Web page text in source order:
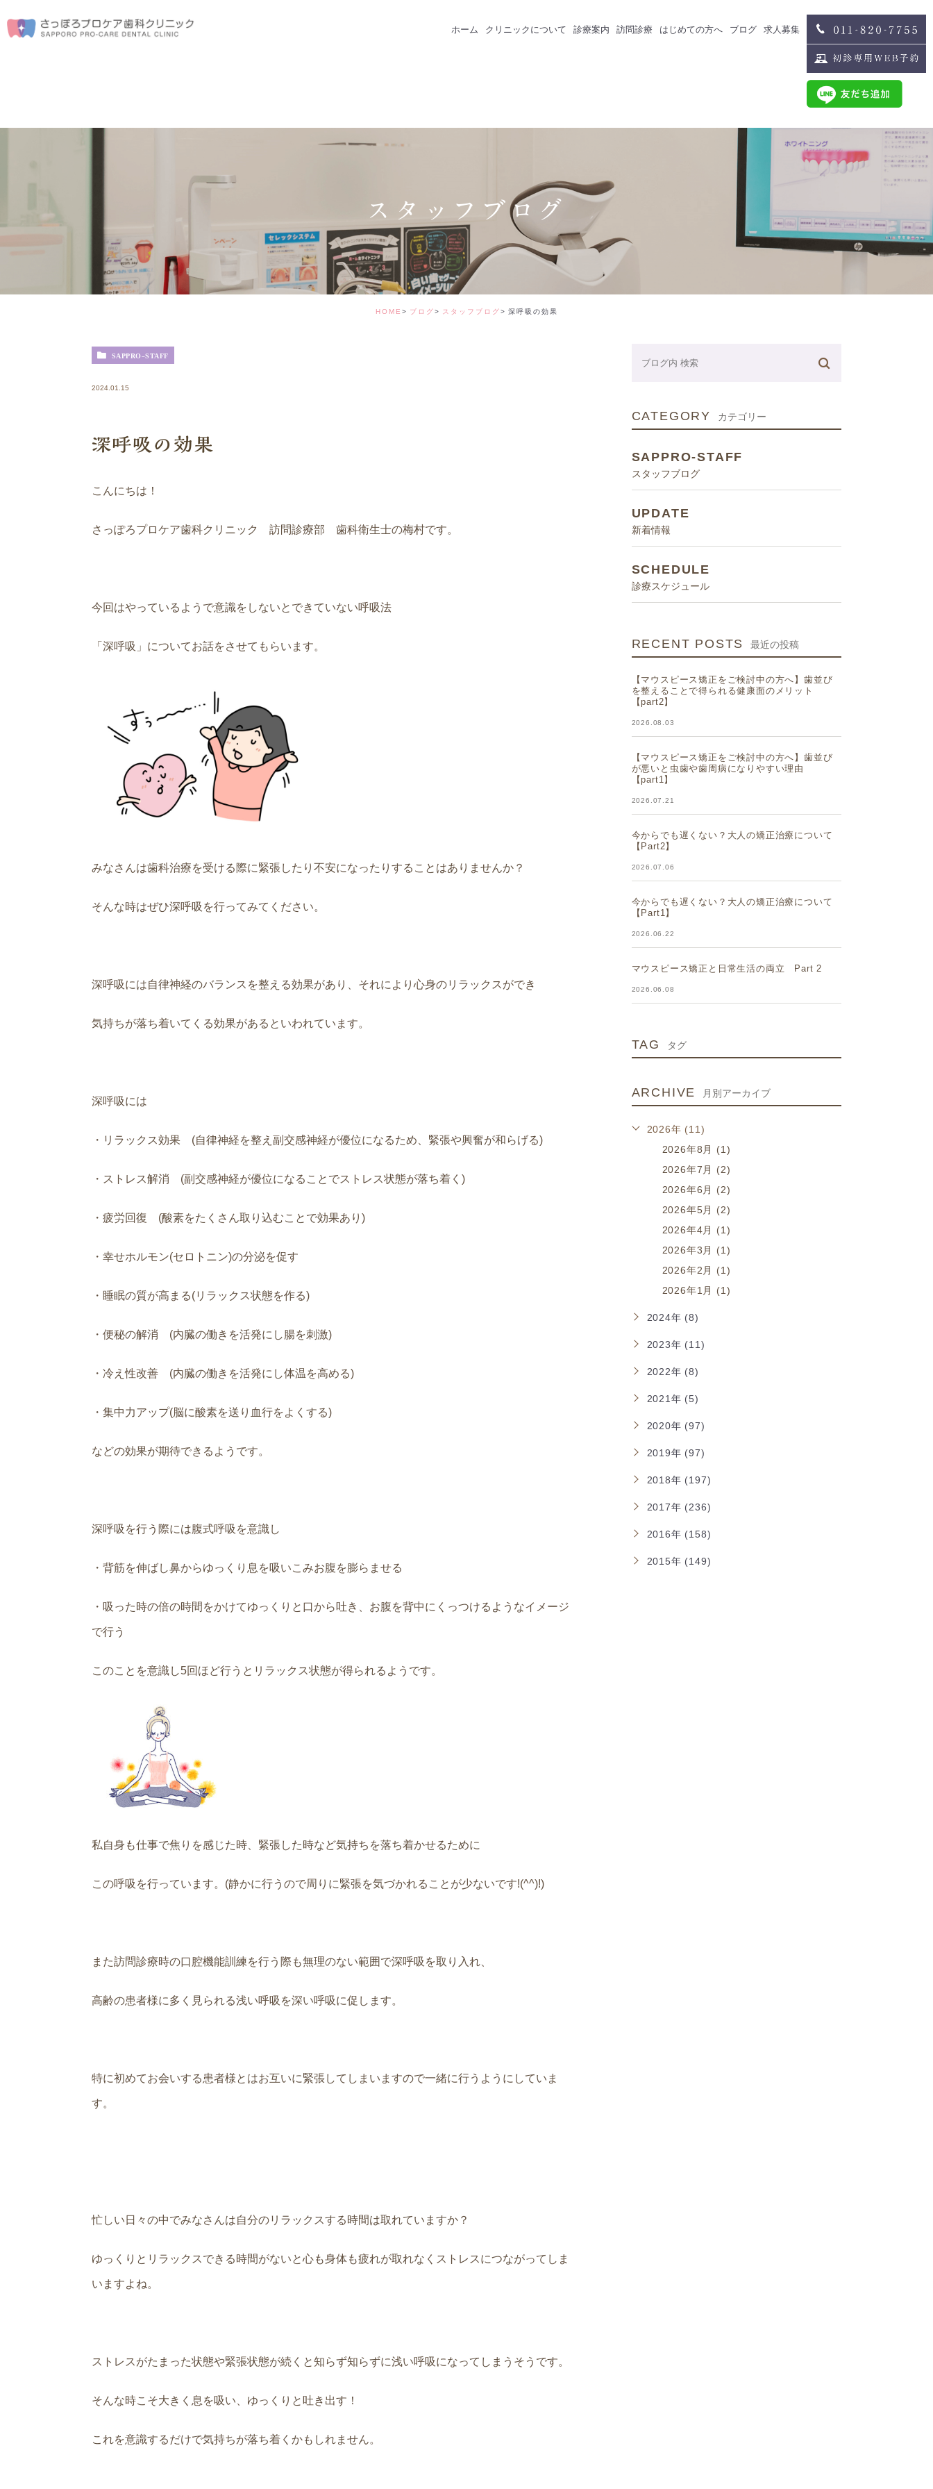
ホーム クリニックについて 診療案内
矯正治療
ホワイトニング
デンタルコーディネーター
訪問診療 はじめての方へ ブログ 求人募集
歯科衛生士募集
スタッフインタビュー
スタッフブログ
HOME ブログ スタッフブログ 深呼吸の効果
SAPPRO-STAFF
2024.01.15
深呼吸の効果
こんにちは！
さっぽろプロケア歯科クリニック 訪問診療部 歯科衛生士の梅村です。
今回はやっているようで意識をしないとできていない呼吸法
「深呼吸」についてお話をさせてもらいます。
みなさんは歯科治療を受ける際に緊張したり不安になったりすることはありませんか？
そんな時はぜひ深呼吸を行ってみてください。
深呼吸には自律神経のバランスを整える効果があり、それにより心身のリラックスができ
気持ちが落ち着いてくる効果があるといわれています。
深呼吸には
・リラックス効果 (自律神経を整え副交感神経が優位になるため、緊張や興奮が和らげる)
・ストレス解消 (副交感神経が優位になることでストレス状態が落ち着く)
・疲労回復 (酸素をたくさん取り込むことで効果あり)
・幸せホルモン(セロトニン)の分泌を促す
・睡眠の質が高まる(リラックス状態を作る)
・便秘の解消 (内臓の働きを活発にし腸を刺激)
・冷え性改善 (内臓の働きを活発にし体温を高める)
・集中力アップ(脳に酸素を送り血行をよくする)
などの効果が期待できるようです。
深呼吸を行う際には腹式呼吸を意識し
・背筋を伸ばし鼻からゆっくり息を吸いこみお腹を膨らませる
・吸った時の倍の時間をかけてゆっくりと口から吐き、お腹を背中にくっつけるようなイメージ
で行う
このことを意識し5回ほど行うとリラックス状態が得られるようです。
私自身も仕事で焦りを感じた時、緊張した時など気持ちを落ち着かせるために
この呼吸を行っています。(静かに行うので周りに緊張を気づかれることが少ないです!(^^)!)
また訪問診療時の口腔機能訓練を行う際も無理のない範囲で深呼吸を取り入れ、
高齢の患者様に多く見られる浅い呼吸を深い呼吸に促します。
特に初めてお会いする患者様とはお互いに緊張してしまいますので一緒に行うようにしていま
す。
忙しい日々の中でみなさんは自分のリラックスする時間は取れていますか？
ゆっくりとリラックスできる時間がないと心も身体も疲れが取れなくストレスにつながってしま
いますよね。
ストレスがたまった状態や緊張状態が続くと知らず知らずに浅い呼吸になってしまうそうです。
そんな時こそ大きく息を吸い、ゆっくりと吐き出す！
これを意識するだけで気持ちが落ち着くかもしれません。
CATEGORY カテゴリー
SAPPRO-STAFF
スタッフブログ
UPDATE
新着情報
SCHEDULE
診療スケジュール
RECENT POSTS 最近の投稿
【マウスピース矯正をご検討中の方へ】歯並び
を整えることで得られる健康面のメリット
【part2】
2026.08.03
【マウスピース矯正をご検討中の方へ】歯並び
が悪いと虫歯や歯周病になりやすい理由
【part1】
2026.07.21
今からでも遅くない？大人の矯正治療について
【Part2】
2026.07.06
今からでも遅くない？大人の矯正治療について
【Part1】
2026.06.22
マウスピース矯正と日常生活の両立 Part 2
2026.06.08
TAG タグ
ARCHIVE 月別アーカイブ
2026年 (11)
2026年8月 (1)
2026年7月 (2)
2026年6月 (2)
2026年5月 (2)
2026年4月 (1)
2026年3月 (1)
2026年2月 (1)
2026年1月 (1)
2024年 (8)
2023年 (11)
2022年 (8)
2021年 (5)
2020年 (97)
2019年 (97)
2018年 (197)
2017年 (236)
2016年 (158)
2015年 (149)